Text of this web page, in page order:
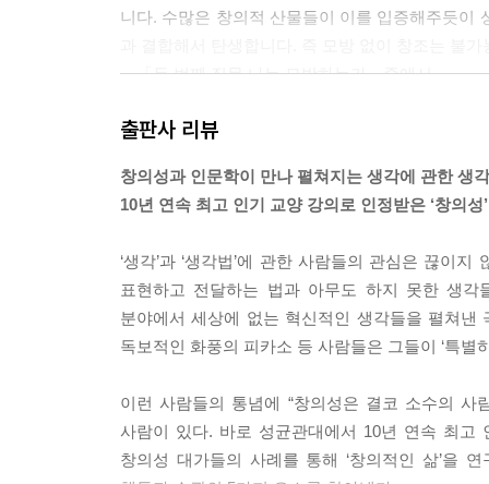
니다. 수많은 창의적 산물들이 이를 입증해주듯이
---「두 번째 질문 나는 모방하는가」중에서
보통 몰입을 강의 주제로 가져가면 학생들은 어리
다. 삶에서 창의성을 발휘한다는 것은 자신이 지
내는 최적의 상태이자 성장의 과정입니다. 몰입의
---「세 번째 질문 나는 몰입하는가」중에서
창의성은 새로운 아이디어를 떠올리는 생각의 과
잡스의 말처럼, 실행한다는 것은 그 문제에 대해
---「네 번째 질문 나는 실행하는가」중에서
우리의 창의성도 사회와 연결돼야 합니다. 창의성
출판사 리뷰
창의성과 인문학이 만나 펼쳐지는 생각에 관한 생
10년 연속 최고 인기 교양 강의로 인정받은 ‘창의
‘생각’과 ‘생각법’에 관한 사람들의 관심은 끊이
표현하고 전달하는 법과 아무도 하지 못한 생
분야에서 세상에 없는 혁신적인 생각들을 펼쳐
독보적인 화풍의 피카소 등 사람들은 그들이 ‘특
이런 사람들의 통념에 “창의성은 결코 소수의
사람이 있다. 바로 성균관대에서 10년 연속 최고
창의성 대가들의 사례를 통해 ‘창의적인 삶’을